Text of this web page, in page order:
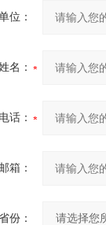
位：
名：
话：
箱：
份：